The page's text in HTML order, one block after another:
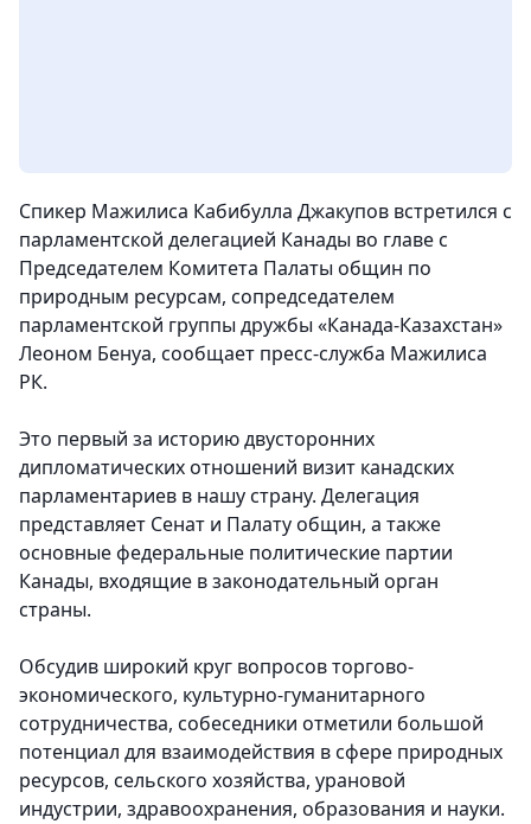
Спикер Мажилиса Кабибулла Джакупов встретился с
парламентской делегацией Канады во главе с
Председателем Комитета Палаты общин по
природным ресурсам, сопредседателем
парламентской группы дружбы «Канада-Казахстан»
Леоном Бенуа, сообщает пресс-служба Мажилиса
РК.
Это первый за историю двусторонних
дипломатических отношений визит канадских
парламентариев в нашу страну. Делегация
представляет Сенат и Палату общин, а также
основные федеральные политические партии
Канады, входящие в законодательный орган
страны.
Обсудив широкий круг вопросов торгово-
экономического, культурно-гуманитарного
сотрудничества, собеседники отметили большой
потенциал для взаимодействия в сфере природных
ресурсов, сельского хозяйства, урановой
индустрии, здравоохранения, образования и науки.